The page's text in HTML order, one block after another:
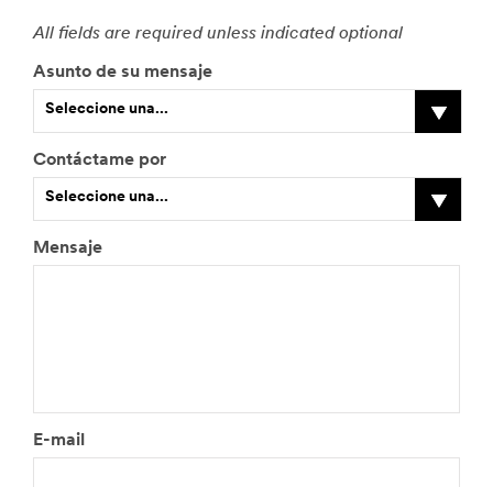
All fields are required unless indicated optional
Asunto de su mensaje
Seleccione una...
Contáctame por
Seleccione una...
Mensaje
E-mail